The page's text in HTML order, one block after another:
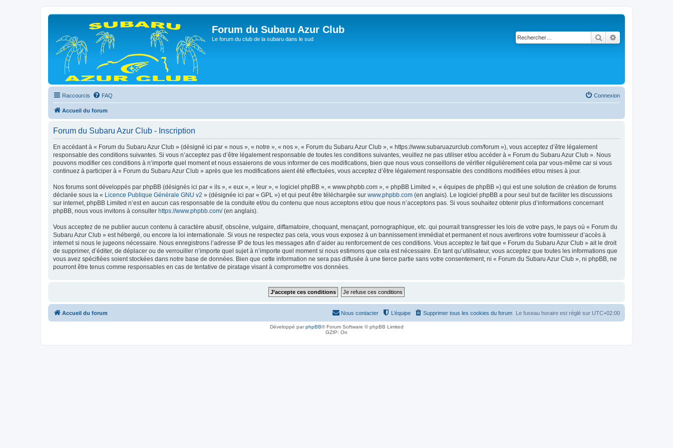
Forum du Subaru Azur Club
Le forum du club de la subaru dans le sud Rechercher
Raccourcis FAQ Connexion
Accueil du forum
Forum du Subaru Azur Club - Inscription
En accédant à « Forum du Subaru Azur Club » (désigné ici par « nous », « notre », « nos », « Forum du Subaru Azur Club », « https://www.subaruazurclub.com/forum »), vous acceptez d’être légalement
responsable des conditions suivantes. Si vous n’acceptez pas d’être légalement responsable de toutes les conditions suivantes, veuillez ne pas utiliser et/ou accéder à « Forum du Subaru Azur Club ». Nous
pouvons modifier ces conditions à n’importe quel moment et nous essaierons de vous informer de ces modifications, bien que nous vous conseillons de vérifier régulièrement cela par vous-même car si vous
continuez à participer à « Forum du Subaru Azur Club » après que les modifications aient été effectuées, vous acceptez d’être légalement responsable des conditions modifiées et/ou mises à jour.
Nos forums sont développés par phpBB (désignés ici par « ils », « eux », « leur », « logiciel phpBB », « www.phpbb.com », « phpBB Limited », « équipes de phpBB ») qui est une solution de création de forums
déclarée sous la « Licence Publique Générale GNU v2 » (désignée ici par « GPL ») et qui peut être téléchargée sur www.phpbb.com (en anglais). Le logiciel phpBB a pour seul but de faciliter les discussions
sur internet, phpBB Limited n’est en aucun cas responsable de la conduite et/ou du contenu que nous acceptons et/ou que nous n’acceptons pas. Si vous souhaitez obtenir plus d’informations concernant
phpBB, nous vous invitons à consulter https://www.phpbb.com/(en anglais).
Vous acceptez de ne publier aucun contenu à caractère abusif, obscène, vulgaire, diffamatoire, choquant, menaçant, pornographique, etc. qui pourrait transgresser les lois de votre pays, le pays où « Forum du
Subaru Azur Club » est hébergé, ou encore la loi internationale. Si vous ne respectez pas cela, vous vous exposez à un bannissement immédiat et permanent et nous avertirons votre fournisseur d’accès à
internet si nous le jugeons nécessaire. Nous enregistrons l’adresse IP de tous les messages afin d’aider au renforcement de ces conditions. Vous acceptez le fait que « Forum du Subaru Azur Club » ait le droit
de supprimer, d’éditer, de déplacer ou de verrouiller n’importe quel sujet à n’importe quel moment si nous estimons que cela est nécessaire. En tant qu’utilisateur, vous acceptez que toutes les informations que
vous avez spécifiées soient stockées dans notre base de données. Bien que cette information ne sera pas diffusée à une tierce partie sans votre consentement, ni « Forum du Subaru Azur Club », ni phpBB, ne
pourront être tenus comme responsables en cas de tentative de piratage visant à compromettre vos données.
Accueil du forum Le fuseau horaire est réglé sur UTC+02:00
Supprimer tous les cookies du forum
L’équipe
Nous contacter
Développé parphpBB® Forum Software © phpBB Limited
GZIP: On